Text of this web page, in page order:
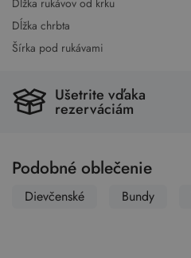
Dĺžka rukávov od krku
Dĺžka chrbta
Šírka pod rukávami
Ušetrite vďaka
rezerváciám
Podobné oblečenie
Dievčenské Bundy